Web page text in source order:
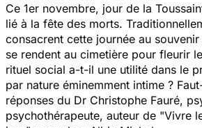
Ce 1er novembre, jour de la
lié à la fête des morts.
consacrent cette journée au
se rendent au cimetière pour fleurir
rituel social a-t-il une utilité dans le
par nature éminemment intime ?
réponses du Dr Christophe Fauré,
psychothérapeute, auteur de "Vivre